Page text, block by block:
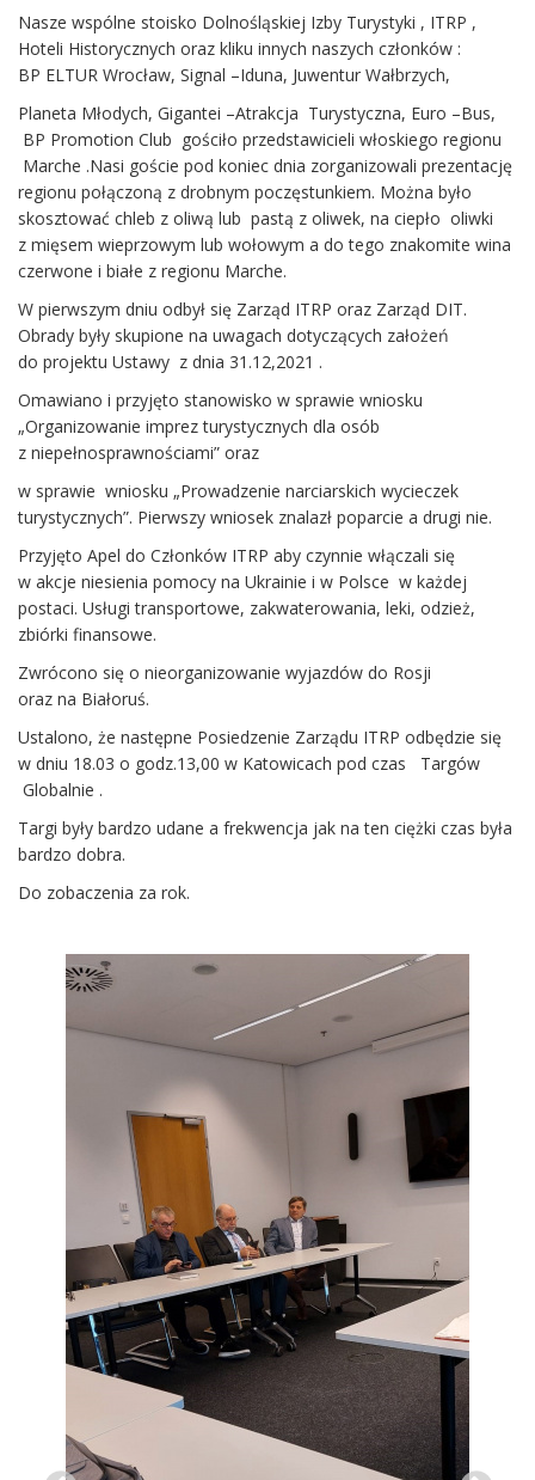
Nasze wspólne stoisko Dolnośląskiej Izby Turystyki , ITRP ,
Hoteli Historycznych oraz kliku innych naszych członków :
BP ELTUR Wrocław, Signal –Iduna, Juwentur Wałbrzych,
Planeta Młodych, Gigantei –Atrakcja Turystyczna, Euro –Bus,
BP Promotion Club gościło przedstawicieli włoskiego regionu
Marche .Nasi goście pod koniec dnia zorganizowali prezentację
regionu połączoną z drobnym poczęstunkiem. Można było
skosztować chleb z oliwą lub pastą z oliwek, na ciepło oliwki
z mięsem wieprzowym lub wołowym a do tego znakomite wina
czerwone i białe z regionu Marche.
W pierwszym dniu odbył się Zarząd ITRP oraz Zarząd DIT.
Obrady były skupione na uwagach dotyczących założeń
do projektu Ustawy z dnia 31.12,2021 .
Omawiano i przyjęto stanowisko w sprawie wniosku
„Organizowanie imprez turystycznych dla osób
z niepełnosprawnościami” oraz
w sprawie wniosku „Prowadzenie narciarskich wycieczek
turystycznych”. Pierwszy wniosek znalazł poparcie a drugi nie.
Przyjęto Apel do Członków ITRP aby czynnie włączali się
w akcje niesienia pomocy na Ukrainie i w Polsce w każdej
postaci. Usługi transportowe, zakwaterowania, leki, odzież,
zbiórki finansowe.
Zwrócono się o nieorganizowanie wyjazdów do Rosji
oraz na Białoruś.
Ustalono, że następne Posiedzenie Zarządu ITRP odbędzie się
w dniu 18.03 o godz.13,00 w Katowicach pod czas Targów
Globalnie .
Targi były bardzo udane a frekwencja jak na ten ciężki czas była
bardzo dobra.
Do zobaczenia za rok.